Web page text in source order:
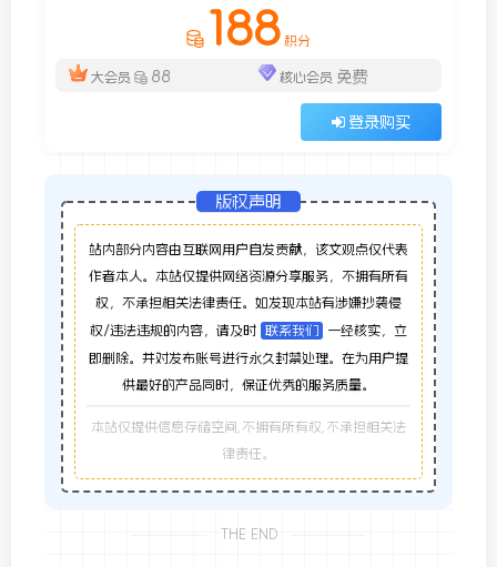
188 积分
大会员 88 核心会员 免费
登录购买
版权声明
站内部分内容由互联网用户自发贡献，该文观点仅代表
作者本人。本站仅提供网络资源分享服务，不拥有所有
权，不承担相关法律责任。如发现本站有涉嫌抄袭侵
权/违法违规的内容，请及时 联系我们 一经核实，立
即删除。并对发布账号进行永久封禁处理。在为用户提
供最好的产品同时，保证优秀的服务质量。
本站仅提供信息存储空间,不拥有所有权,不承担相关法
律责任。
THE END